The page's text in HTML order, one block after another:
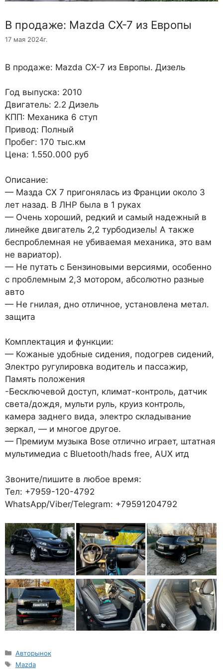
В продаже: Mazda CX-7 из Европы
17 мая 2024г.
В продаже: Mazda CX-7 из Европы. Дизель
Год выпуска: 2010
Двигатель: 2.2 Дизель
КПП: Механика 6 ступ
Привод: Полный
Пробег: 170 тыс.км
Цена: 1.550.000 руб
Описание:
— Мазда CX 7 пригонялась из Франции около 3
лет назад. В ЛНР была в 1 руках
— Очень хороший, редкий и самый надежный в
линейке двигатель 2,2 турбодизель! А также
беспроблемная не убиваемая механика, это вам
не вариатор).
— Не путать с Бензиновыми версиями, особенно
с проблемным 2,3 мотором, абсолютно разные
авто
— Не гнилая, дно отличное, установлена метал.
защита
Комплектация и функции:
— Кожаные удобные сидения, подогрев сидений,
Электро ругулировка водитель и пассажир,
Память положения
-Бесключевой доступ, климат-контроль, датчик
света/дождя, мульти руль, круиз контроль,
камера заднего вида, электро складывание
зеркал, — и многое другое.
— Премиум музыка Bose отлично играет, штатная
мультимедиа с Bluetooth/hads free, AUX итд
Звоните/пишите в любое время:
Тел: +7959-120-4792
WhatsApp/Viber/Telegram: +79591204792
Рубрики
Авторынок
Метки
Mazda